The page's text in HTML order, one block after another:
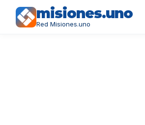
misiones.uno
Red Misiones.uno